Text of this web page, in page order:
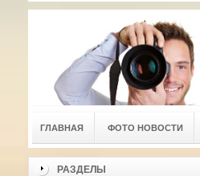
ГЛАВНАЯ ФОТО НОВОСТИ
РАЗДЕЛЫ